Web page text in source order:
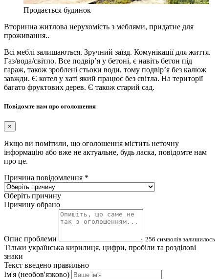
Продається будинок
Вторинна житлова нерухомість з меблями, придатне для
проживання..
Всі меблі залишаються. Зручний заїзд. Комунікації для життя.
Газ/вода/світло. Все подвірʼя у бетоні, є навіть бетон під
гараж, також зроблені стьоки води, тому подвірʼя без калюж
завжди. Є котел у хаті який працює без світла. На території
багато фруктових дерев. Є також старий сад.
Повідомте нам про оголошення
×
Якщо ви помітили, що оголошення містить неточну
інформацію або вже не актуальне, будь ласка, повідомте нам
про це.
Причина повідомлення *
Оберіть причину
Причину обрано
Опис проблеми 256 символів залишилось
Тільки українська кирилиця, цифри, пробіли та розділові
знаки
Текст введено правильно
Ім'я (необов'язково)